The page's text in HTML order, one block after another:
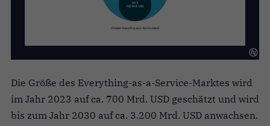
Die Größe des Everything-as-a-Service-Marktes wird
im Jahr 2023 auf ca. 700 Mrd. USD geschätzt und wird
bis zum Jahr 2030 auf ca. 3.200 Mrd. USD anwachsen.